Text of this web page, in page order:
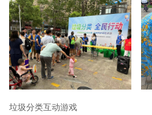
垃圾分类互动游戏